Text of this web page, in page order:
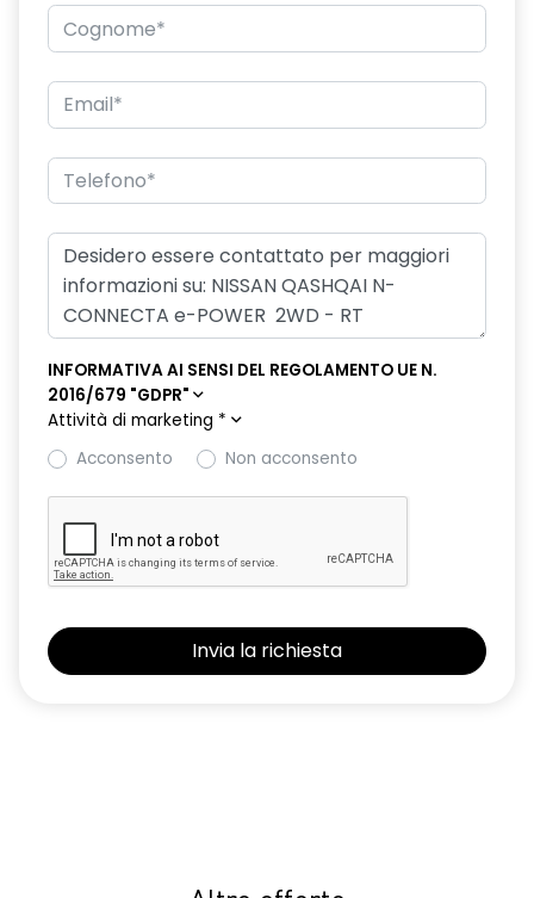
INFORMATIVA AI SENSI DEL REGOLAMENTO UE N.
2016/679 "GDPR"
Attività di marketing *
Acconsento
Non acconsento